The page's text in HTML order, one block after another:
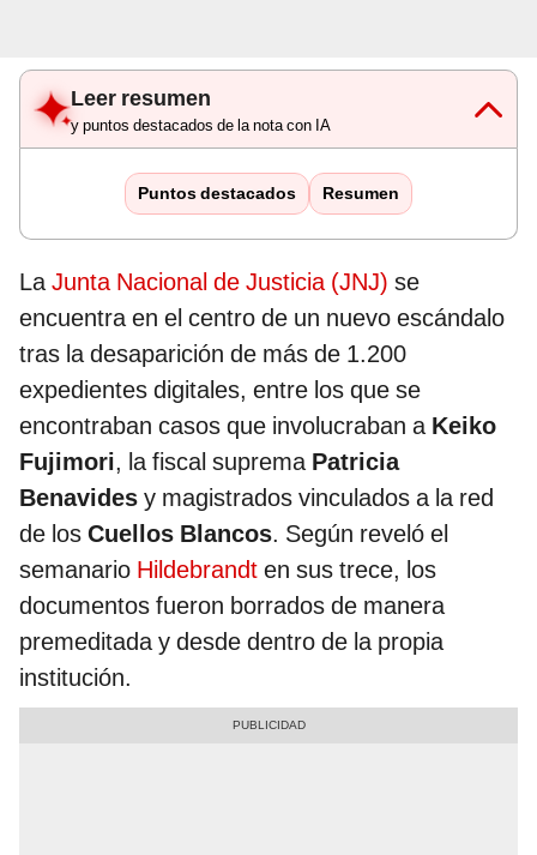
Leer resumen
y puntos destacados de la nota con IA
Puntos destacados Resumen
LaJunta Nacional de Justicia (JNJ) se
encuentra en el centro de un nuevo escándalo
tras la desaparición de más de 1.200
expedientes digitales, entre los que se
encontraban casos que involucraban a Keiko
Fujimori, la fiscal suprema Patricia
Benavides y magistrados vinculados a la red
de los Cuellos Blancos. Según reveló el
semanario Hildebrandt en sus trece, los
documentos fueron borrados de manera
premeditada y desde dentro de la propia
institución.